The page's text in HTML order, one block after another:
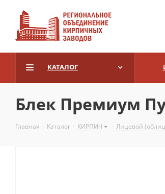
КАТАЛОГ
Блек Премиум
Главная - Каталог - КИРПИЧ - Лицевой